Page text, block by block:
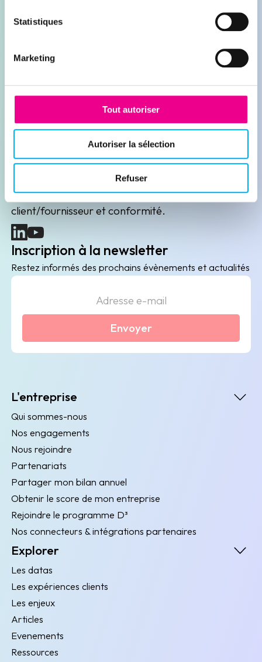
Statistiques
Marketing
Tout autoriser
Autoriser la sélection
Refuser
Demander une démonstration
Leader de l'information sur les entreprises depuis
plus de 130 ans, ELLISPHERE accompagne les
acteurs économiques dans leurs problématiques
B2B de data marketing, gestion des risques
client/fournisseur et conformité.
(nouvelle fenêtre)
(nouvelle fenêtre)
Inscription à la newsletter
Restez informés des prochains évènements et actualités
Envoyer
L'entreprise
Qui sommes-nous
Nos engagements
Nous rejoindre
Partenariats
Partager mon bilan annuel
Obtenir le score de mon entreprise
Rejoindre le programme D³
Nos connecteurs & intégrations partenaires
Explorer
Les datas
Les expériences clients
Les enjeux
Articles
Evenements
Ressources